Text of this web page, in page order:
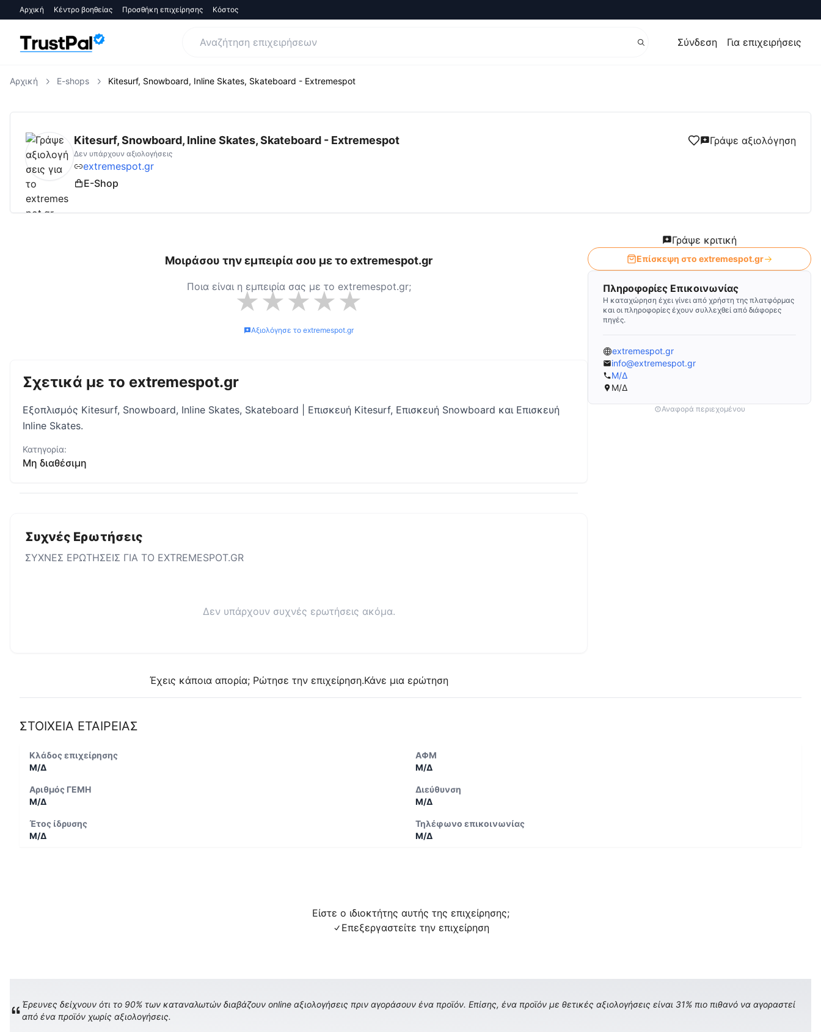
Αρχική Κέντρο βοηθείας Προσθήκη επιχείρησης Κόστος
Σύνδεση Για επιχειρήσεις
Αρχική E-shops Kitesurf, Snowboard, Inline Skates, Skateboard - Extremespot
extremespot.grΑξιολογήσεις | Δες Αξιολογήσεις και Κριτικές γιαKitesurf, Snowboard, Inline Skates, Skateboard - Extremespot
Kitesurf, Snowboard, Inline Skates, Skateboard - Extremespot Γράψε αξιολόγηση
Δεν υπάρχουν αξιολογήσεις
extremespot.gr
E-Shop
Μοιράσου την εμπειρία σου με τοextremespot.gr
Ποια είναι η εμπειρία σας με το extremespot.gr;
★★★★★
Αξιολόγησε το extremespot.gr
Σχετικά με το extremespot.gr
Εξοπλισμός Kitesurf, Snowboard, Inline Skates, Skateboard | Επισκευή Kitesurf, Επισκευή Snowboard και Επισκευή
Inline Skates.
Κατηγορία:
Μη διαθέσιμη
Συχνές Ερωτήσεις
ΣΥΧΝΕΣ ΕΡΩΤΗΣΕΙΣ ΓΙΑ ΤΟ EXTREMESPOT.GR
Δεν υπάρχουν συχνές ερωτήσεις ακόμα.
Έχεις κάποια απορία; Ρώτησε την επιχείρηση.Κάνε μια ερώτηση
Γράψε κριτική
Επίσκεψη στο extremespot.gr
Πληροφορίες Επικοινωνίας
Η καταχώρηση έχει γίνει από χρήστη της πλατφόρμας
και οι πληροφορίες έχουν συλλεχθεί από διάφορες
πηγές.
extremespot.gr
info@extremespot.gr
Μ/Δ
Μ/Δ
Αναφορά περιεχομένου
ΣΤΟΙΧΕΙΑ ΕΤΑΙΡΕΙΑΣ
Κλάδος επιχείρησης
Μ/Δ
ΑΦΜ
Μ/Δ
Αριθμός ΓΕΜΗ
Μ/Δ
Διεύθυνση
Μ/Δ
Έτος ίδρυσης
Μ/Δ
Τηλέφωνο επικοινωνίας
Μ/Δ
Είστε ο ιδιοκτήτης αυτής της επιχείρησης;
Επεξεργαστείτε την επιχείρηση
Έρευνες δείχνουν ότι το 90% των καταναλωτών διαβάζουν online αξιολογήσεις πριν αγοράσουν ένα προϊόν. Επίσης, ένα προϊόν με θετικές αξιολογήσεις είναι 31% πιο πιθανό να αγοραστεί
από ένα προϊόν χωρίς αξιολογήσεις.